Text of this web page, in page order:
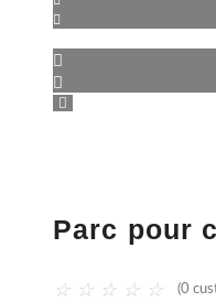
Parc pour
☆ ☆ ☆ ☆ ☆ (0